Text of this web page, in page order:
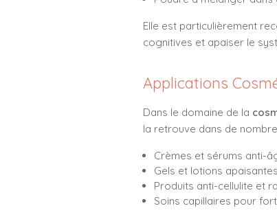
Elle est particulièrement
cognitives et apaiser le
Applications
Dans le domaine de la
la retrouve dans de
Crèmes et sérums anti-
Gels et lotions
Produits anti-cellulite et
Soins capillaires pour